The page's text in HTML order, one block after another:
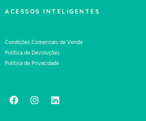
ACESSOS INTELIGENTES
Condições Comerciais de Venda
Política de Devoluções
Política de Privacidade